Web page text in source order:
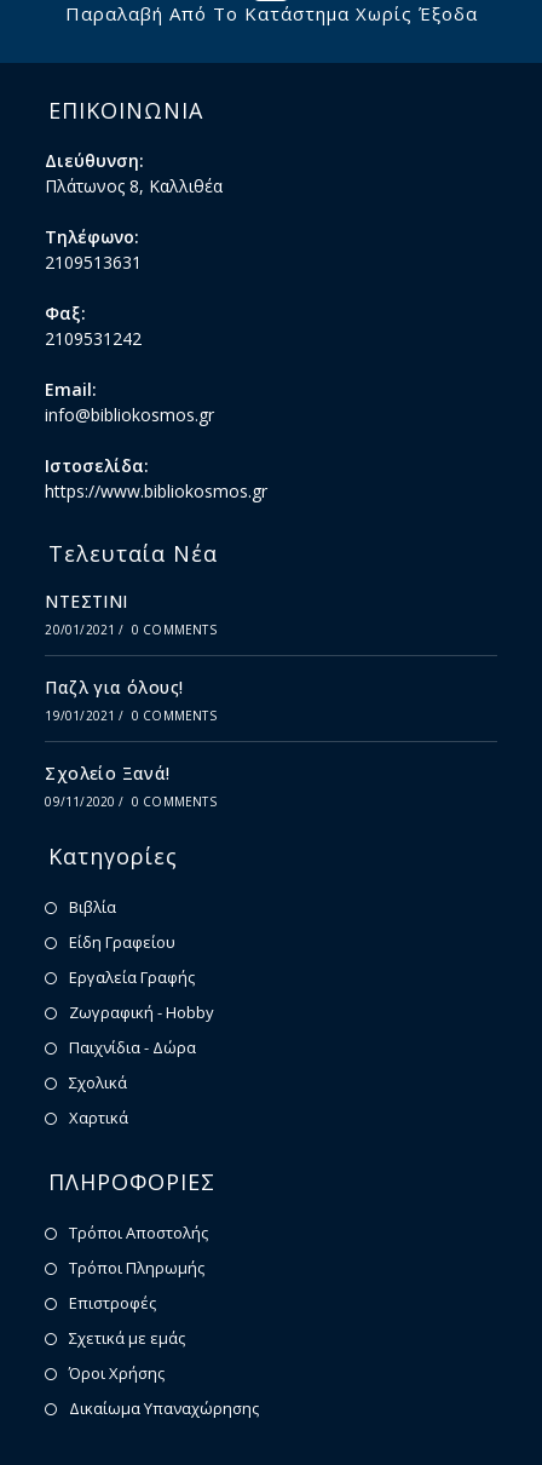
Παραλαβή Από Το Κατάστημα Χωρίς Έξοδα
ΕΠΙΚΟΙΝΩΝΙΑ
Διεύθυνση:
Πλάτωνος 8, Καλλιθέα
Τηλέφωνο:
2109513631
Φαξ:
2109531242
Email:
info@bibliokosmos.gr
Ιστοσελίδα:
https://www.bibliokosmos.gr
Τελευταία Νέα
ΝΤΕΣΤΙΝΙ
20/01/2021 / 0 COMMENTS
Παζλ για όλους!
19/01/2021 / 0 COMMENTS
Σχολείο Ξανά!
09/11/2020 / 0 COMMENTS
Κατηγορίες
Βιβλία
Είδη Γραφείου
Εργαλεία Γραφής
Ζωγραφική - Hobby
Παιχνίδια - Δώρα
Σχολικά
Χαρτικά
ΠΛΗΡΟΦΟΡΙΕΣ
Τρόποι Αποστολής
Τρόποι Πληρωμής
Επιστροφές
Σχετικά με εμάς
Όροι Χρήσης
Δικαίωμα Υπαναχώρησης